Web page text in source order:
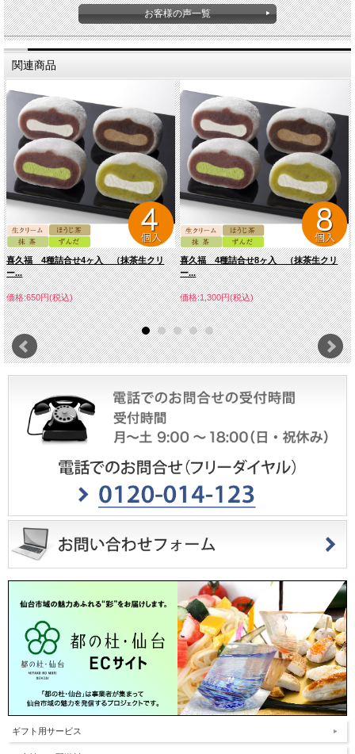
お客様の声一覧
関連商品
喜久福 4種詰合せ4ヶ入 （抹茶生クリ
ー...
価格:650円(税込)
喜久福 4種詰合せ8ヶ入 （抹茶生クリ
ー...
価格:1,300円(税込)
ギフト用サービス